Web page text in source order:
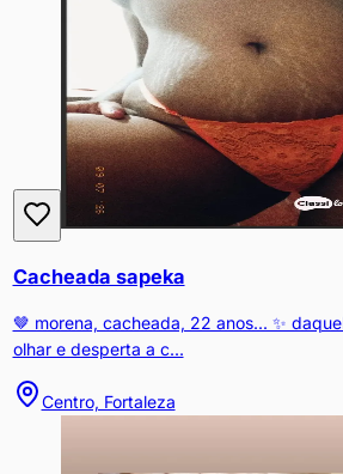
Cacheada sapeka
🤎 morena, cacheada, 22 anos... ✨
olhar e desperta a c...
Centro, Fortaleza